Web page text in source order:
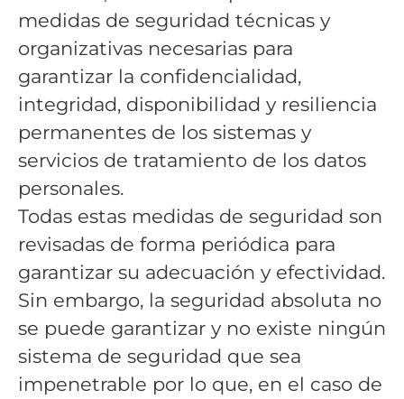
medidas de seguridad técnicas y
organizativas necesarias para
garantizar la confidencialidad,
integridad, disponibilidad y resiliencia
permanentes de los sistemas y
servicios de tratamiento de los datos
personales.
Todas estas medidas de seguridad son
revisadas de forma periódica para
garantizar su adecuación y efectividad.
Sin embargo, la seguridad absoluta no
se puede garantizar y no existe ningún
sistema de seguridad que sea
impenetrable por lo que, en el caso de